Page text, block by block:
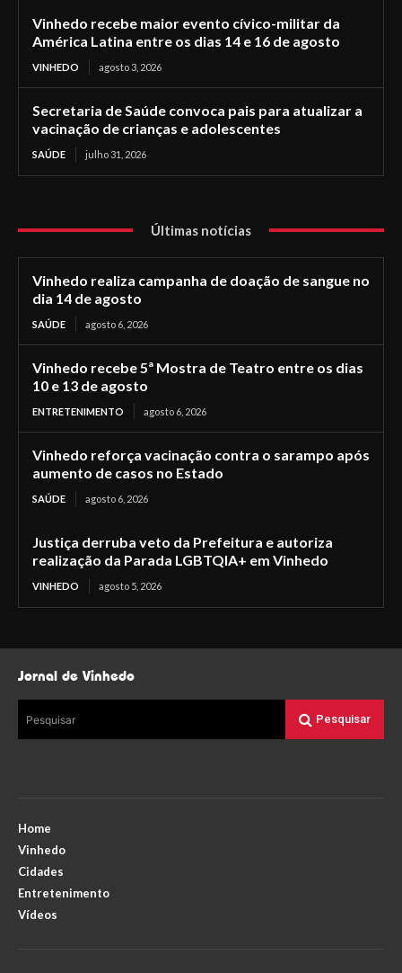
Vinhedo recebe maior evento cívico-militar da
América Latina entre os dias 14 e 16 de agosto
VINHEDO agosto 3, 2026
Secretaria de Saúde convoca pais para atualizar a
vacinação de crianças e adolescentes
SAÚDE julho 31, 2026
Últimas notícias
Vinhedo realiza campanha de doação de sangue no
dia 14 de agosto
SAÚDE agosto 6, 2026
Vinhedo recebe 5ª Mostra de Teatro entre os dias
10 e 13 de agosto
ENTRETENIMENTO agosto 6, 2026
Vinhedo reforça vacinação contra o sarampo após
aumento de casos no Estado
SAÚDE agosto 6, 2026
Justiça derruba veto da Prefeitura e autoriza
realização da Parada LGBTQIA+ em Vinhedo
VINHEDO agosto 5, 2026
Jornal de Vinhedo
Pesquisar Pesquisar
Home
Vinhedo
Cidades
Entretenimento
Vídeos